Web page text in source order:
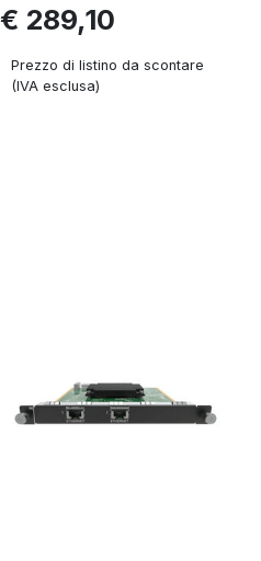
€ 289,10
Prezzo di listino da scontare
(IVA esclusa)